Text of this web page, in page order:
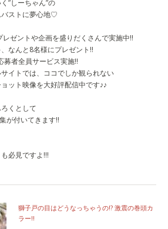
”しーちゃん”の
バストに夢心地♡
ゼントや企画を盛りだくさんで実施中!!
なんと8名様にプレゼント!!
募者全員サービス実施!!
イトでは、ココでしか観られない
ット映像を大好評配信中です♪♪
くとして
が付いてきます!!
必見ですよ!!!
獅子戸の目はどうなっちゃうの!? 激震の巻頭カ
ラー!!